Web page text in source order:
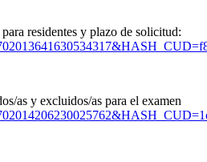
residentes y plazo de solicitud:
as y excluidos/as para el examen